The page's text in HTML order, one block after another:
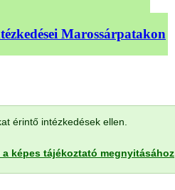
Marossárpatakon
érintő intézkedések ellen.
képes tájékoztató megnyitásához